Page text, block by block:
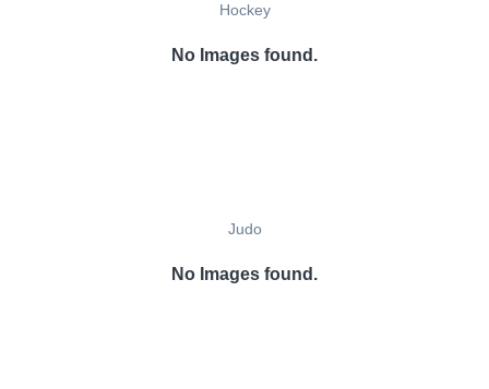
Hockey
No Images found.
Judo
No Images found.